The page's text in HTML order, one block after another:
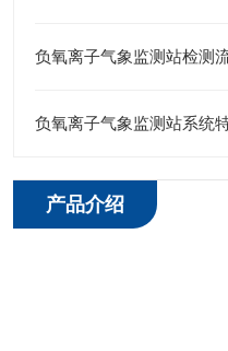
负氧离子气象监测站检测
负氧离子气象监测站系统
产品介绍